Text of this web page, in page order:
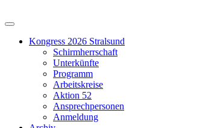
Kongress 2026 Stralsund
Schirmherrschaft
Unterkünfte
Programm
Arbeitskreise
Aktion 52
Ansprechpersonen
Anmeldung